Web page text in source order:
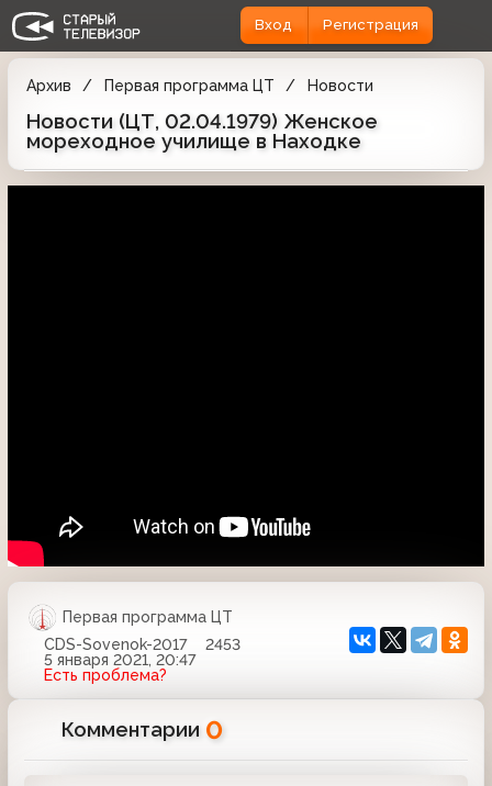
Вход Регистрация
Архив Первая программа ЦТ Новости
Новости (ЦТ, 02.04.1979) Женское
мореходное училище в Находке
Первая программа ЦТ
CDS-Sovenok-2017
2453
5 января 2021, 20:47
Есть проблема?
Комментарии 0